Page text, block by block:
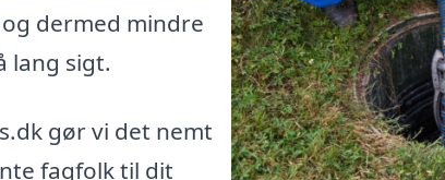
dermed mindre
lang sigt.
gør vi det nemt
fagfolk til dit